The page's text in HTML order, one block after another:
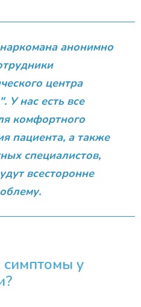
анонимно
центра
У нас есть все
комфортного
пациента, а также
специалистов,
всесторонне
симптомы у